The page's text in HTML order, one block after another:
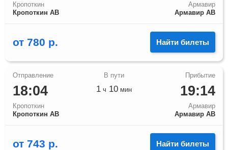
Кропоткин
Кропоткин АВ
Армавир
Армавир АВ
от 780 р. Найти билеты
18:04
Кропоткин
Кропоткин АВ
19:14
Армавир
Армавир АВ
1 ч 10 мин
от 743 р. Найти билеты